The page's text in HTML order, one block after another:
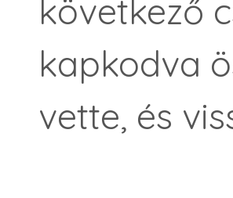
következő
kapkodva
vette, és